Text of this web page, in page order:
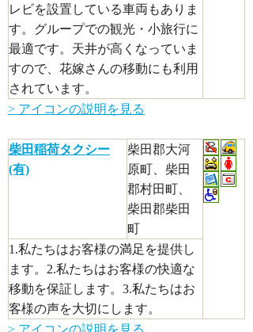
レビを設置している車両もありま
す。グループでの観光・小旅行に
最適です。天井が高くなっていま
すので、花嫁さんの移動にも利用
されています。
> アイコンの説明を見る
柴田稲荷タクシー
(有)
柴田郡大河
原町、柴田
郡村田町、
柴田郡柴田
町
1.私たちはお客様の満足を提供し
ます。2.私たちはお客様の快適な
移動を保証します。3.私たちはお
客様の声を大切にします。